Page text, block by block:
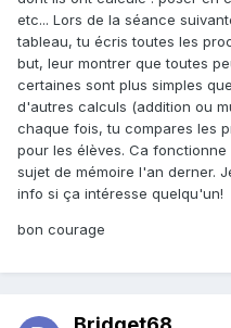
etc... Lors de la séance
tableau, tu écris toutes les
but, leur montrer que toutes
certaines sont plus simples
d'autres calculs (addition ou
chaque fois, tu compares les
pour les élèves. Ca
sujet de mémoire l'an derner.
info si ça intéresse quelqu'un!
bon courage